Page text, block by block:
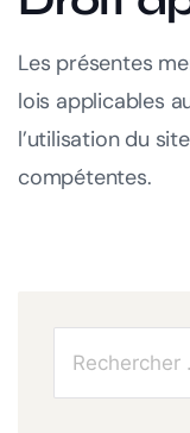
Les présentes
lois applicables
l’utilisation du
compétentes.